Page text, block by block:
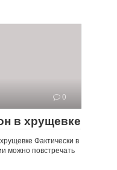
0
в хрущевке
Фактически в
можно повстречать